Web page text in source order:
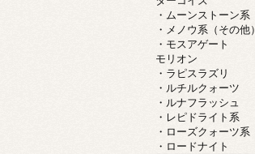
・ムーンストーン系
・メノウ系（その他）
・モスアゲート
モリオン
・ラピスラズリ
・ルチルクォーツ
・ルナフラッシュ
・レピドライト系
・ローズクォーツ系
・ロードナイト